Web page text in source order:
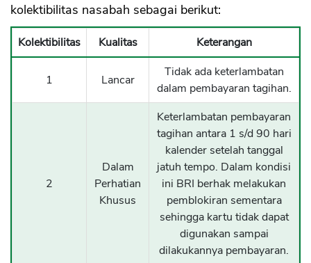
kolektibilitas nasabah sebagai berikut:
Kolektibilitas Kualitas Keterangan
1 Lancar
Tidak ada keterlambatan
dalam pembayaran tagihan.
2
Dalam
Perhatian
Khusus
Keterlambatan pembayaran
tagihan antara 1 s/d 90 hari
kalender setelah tanggal
jatuh tempo. Dalam kondisi
ini BRI berhak melakukan
pemblokiran sementara
sehingga kartu tidak dapat
digunakan sampai
dilakukannya pembayaran.